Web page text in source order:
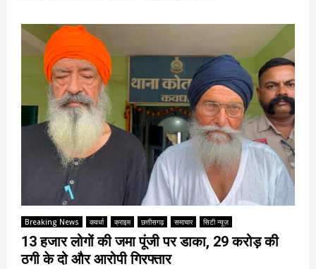
Breaking News कवर्धा क्राइम छत्तीसगढ़ समाचार सिटी न्यूज़
13 हजार लोगों की जमा पूंजी पर डाका, 29 करोड़ की
ठगी के दो और आरोपी गिरफ्तार